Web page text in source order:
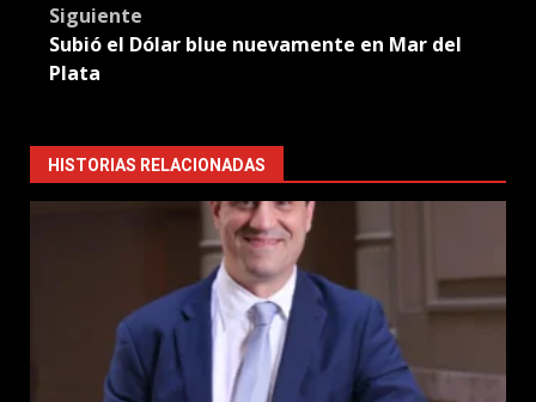
Siguiente
Subió el Dólar blue nuevamente en Mar del
Plata
HISTORIAS RELACIONADAS